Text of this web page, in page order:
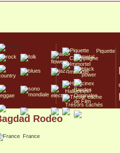
Piquette
Champagne
Immortel
Hallucinex!
Trésors cachés
Culte/Collector
Rodeo
France